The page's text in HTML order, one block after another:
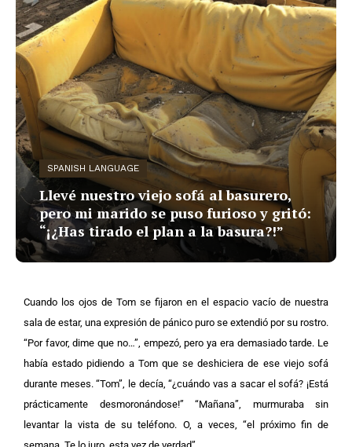
SPANISH LANGUAGE
Llevé nuestro viejo sofá al basurero,
pero mi marido se puso furioso y gritó:
“¡¿Has tirado el plan a la basura?!”
Cuando los ojos de Tom se fijaron en el espacio vacío de nuestra
sala de estar, una expresión de pánico puro se extendió por su rostro.
“Por favor, dime que no…”, empezó, pero ya era demasiado tarde. Le
había estado pidiendo a Tom que se deshiciera de ese viejo sofá
durante meses. “Tom”, le decía, “¿cuándo vas a sacar el sofá? ¡Está
prácticamente desmoronándose!” “Mañana”, murmuraba sin
levantar la vista de su teléfono. O, a veces, “el próximo fin de